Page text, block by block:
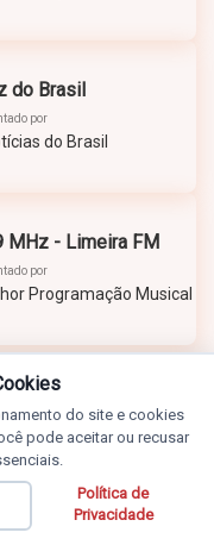
do Brasil
por
do Brasil
MHz - Limeira FM
por
Programação Musical
do site e cookies
pode aceitar ou recusar
Política de
Privacidade